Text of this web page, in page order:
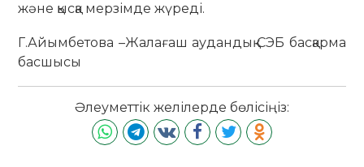
және қысқа мерзімде жүреді.
Г.Айымбетова –Жалағаш аудандық СЭБ басқарма
басшысы
Әлеуметтік желілерде бөлісіңіз: